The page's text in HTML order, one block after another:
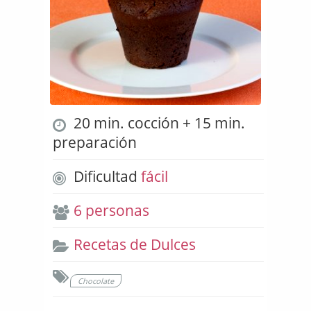
20 min. cocción + 15 min.
preparación
Dificultad fácil
6 personas
Recetas de Dulces
Chocolate